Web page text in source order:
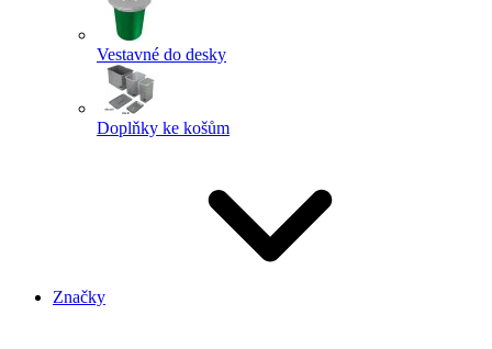
Vestavné do desky
Doplňky ke košům
Značky